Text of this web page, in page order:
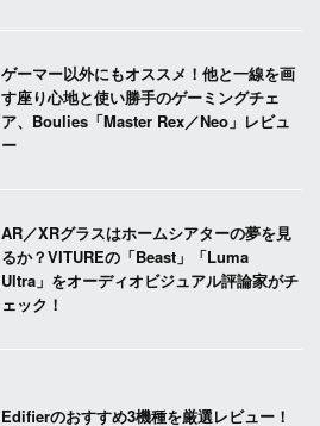
ゲーマー以外にもオススメ！他と一線を画
す座り心地と使い勝手のゲーミングチェ
ア、Boulies「Master Rex／Neo」レビュ
ー
AR／XRグラスはホームシアターの夢を見
るか？VITUREの「Beast」「Luma
Ultra」をオーディオビジュアル評論家がチ
ェック！
Edifierのおすすめ3機種を厳選レビュー！